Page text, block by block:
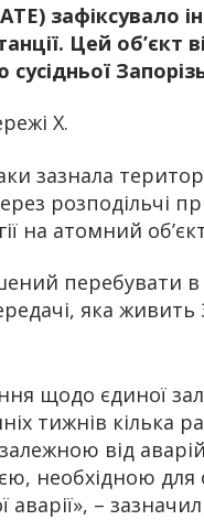
зафіксувало
Цей об’єкт
Х.
зазнала
розподільчі
на атомний
перебувати в
яка живить
щодо єдиної
тижнів кілька
від
необхідною
аварії», –